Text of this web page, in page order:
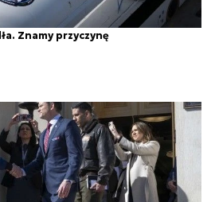
Znamy przyczynę